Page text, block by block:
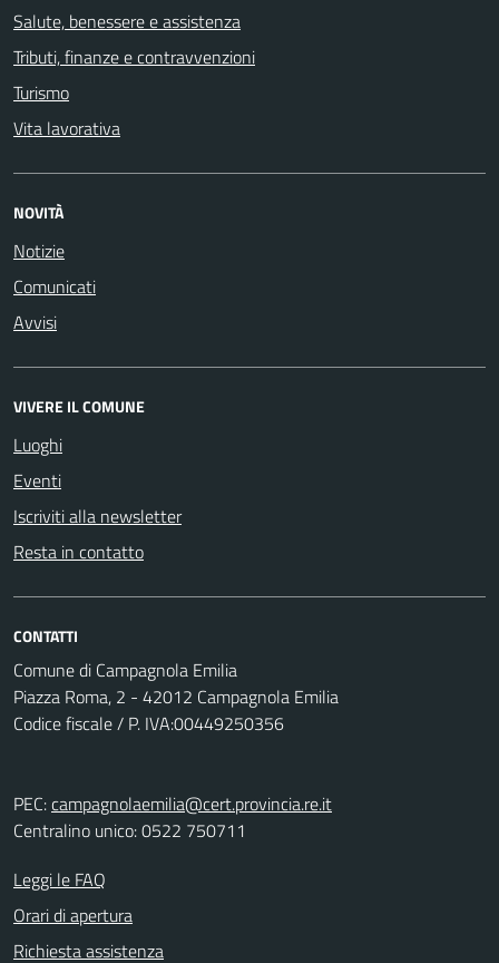
Salute, benessere e assistenza
Tributi, finanze e contravvenzioni
Turismo
Vita lavorativa
NOVITÀ
Notizie
Comunicati
Avvisi
VIVERE IL COMUNE
Luoghi
Eventi
Iscriviti alla newsletter
Resta in contatto
CONTATTI
Comune di Campagnola Emilia
Piazza Roma, 2 - 42012 Campagnola Emilia
Codice fiscale / P. IVA:00449250356
PEC:campagnolaemilia@cert.provincia.re.it
Centralino unico: 0522 750711
Leggi le FAQ
Orari di apertura
Richiesta assistenza